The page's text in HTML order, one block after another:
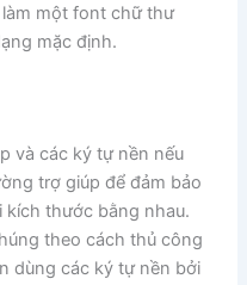
một font chữ thư
mặc định.
và các ký tự nền nếu
trợ giúp để đảm bảo
thước bằng nhau.
theo cách thủ công
dùng các ký tự nền bởi